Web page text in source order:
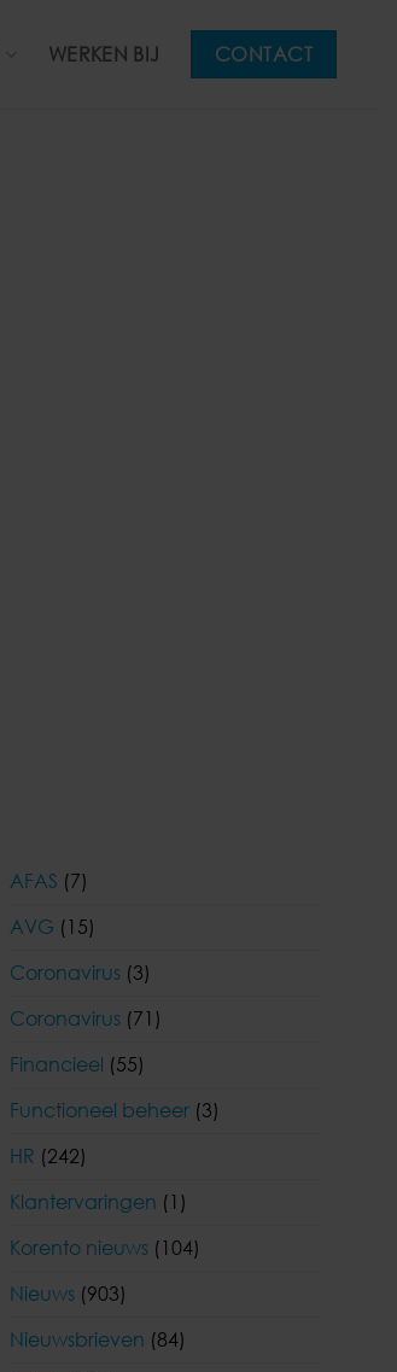
WERKEN BIJ CONTACT
AFAS (7)
AVG (15)
Coronavirus (3)
Coronavirus (71)
Financieel (55)
Functioneel beheer (3)
HR (242)
Klantervaringen (1)
Korento nieuws (104)
Nieuws (903)
Nieuwsbrieven (84)